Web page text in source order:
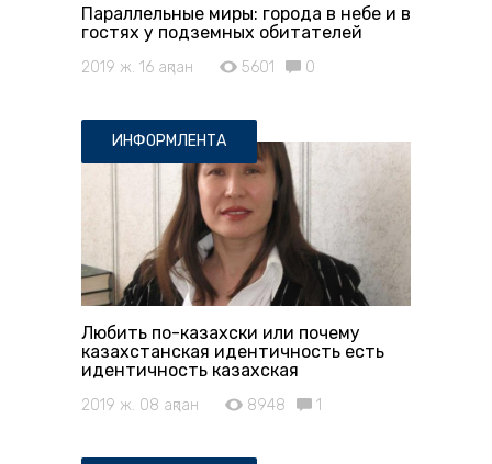
Параллельные миры: города в небе и в
гостях у подземных обитателей
2019 ж. 16 ақпан 5601 0
ИНФОРМЛЕНТА
Любить по-казахски или почему
казахстанская идентичность есть
идентичность казахская
2019 ж. 08 ақпан 8948 1